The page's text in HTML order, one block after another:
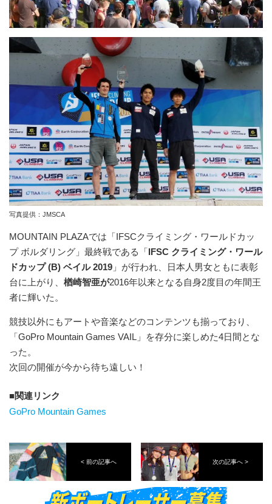
写真提供：JMSCA
MOUNTAIN PLAZAでは 「IFSCクライミング・ワールドカッ
プ ボルダリング」最終戦である「
IFSC クライミング・ワール
ドカップ (B) ベイル2019 」が行われ、日本人男女ともに表彰
台に上がり、 楢崎智亜が2016年以来となる自身2度目の年間王
者に輝いた。
競技以外にもアートや音楽などのコンテンツも揃っており、
「GoPro Mountain Games VAIL」を存分に楽しめた4日間とな
った。
次回の開催が今から待ち遠しい！
関連リンク
GoPro Mountain Games
< 前の記事へ 次の記事へ >